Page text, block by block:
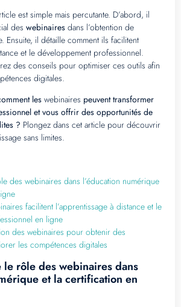
est simple mais percutante. D’abord, il
des webinaires dans l’obtention de
Ensuite, il détaille comment ils facilitent
et le développement professionnel.
des conseils pour optimiser ces outils afin
digitales.
les webinaires peuvent transformer
et vous offrir des opportunités de
? Plongez dans cet article pour découvrir
sans limites.
des webinaires dans l’éducation numérique
facilitent l’apprentissage à distance et le
en ligne
des webinaires pour obtenir des
les compétences digitales
rôle des webinaires dans
et la certification en